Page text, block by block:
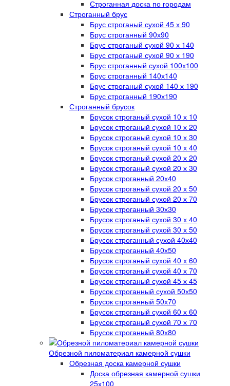
Строганная доска по городам
Строганный брус
Брус строганый сухой 45 х 90
Брус строганный 90х90
Брус строганый сухой 90 х 140
Брус строганый сухой 90 х 190
Брус строганный сухой 100х100
Брус строганный 140х140
Брус строганый сухой 140 х 190
Брус строганный 190х190
Строганный брусок
Брусок строганый сухой 10 х 10
Брусок строганый сухой 10 х 20
Брусок строганый сухой 10 х 30
Брусок строганый сухой 10 х 40
Брусок строганый сухой 20 х 20
Брусок строганый сухой 20 х 30
Брусок строганный 20х40
Брусок строганый сухой 20 х 50
Брусок строганый сухой 20 х 70
Брусок строганный 30х30
Брусок строганый сухой 30 х 40
Брусок строганый сухой 30 х 50
Брусок строганный сухой 40х40
Брусок строганный 40х50
Брусок строганый сухой 40 х 60
Брусок строганый сухой 40 х 70
Брусок строганый сухой 45 х 45
Брусок строганный сухой 50х50
Брусок строганный 50х70
Брусок строганый сухой 60 х 60
Брусок строганый сухой 70 х 70
Брусок строганный 80х80
Обрезной пиломатериал камерной сушки
Обрезная доска камерной сушки
Доска обрезная камерной сушки
25х100